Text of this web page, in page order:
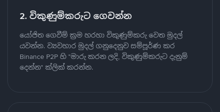
2. විකුණුම්කරුට ගෙවන්න
යෝජිත ගෙවීම් ක්‍රම හරහා විකුණුම්කරු වෙත මුදල්
යවන්න. ව්‍යවහාර මුදල් ගනුදෙනුව සම්පූර්ණ කර
Binance P2P හි "මාරු කරන ලදි, විකුණුම්කරුට දැනුම්
දෙන්න" ක්ලික් කරන්න.